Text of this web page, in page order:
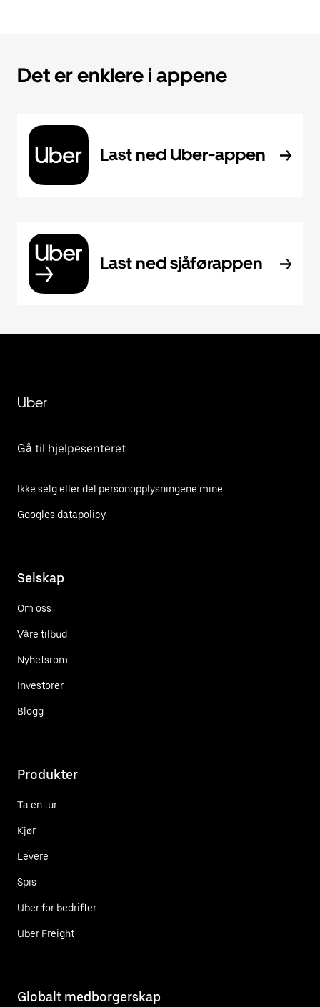
Det er enklere i appene
Last ned Uber-appen
Last ned sjåførappen
Uber
Gå til hjelpesenteret
Ikke selg eller del personopplysningene mine
Googles datapolicy
Selskap
Om oss
Våre tilbud
Nyhetsrom
Investorer
Blogg
Produkter
Ta en tur
Kjør
Levere
Spis
Uber for bedrifter
Uber Freight
Globalt medborgerskap